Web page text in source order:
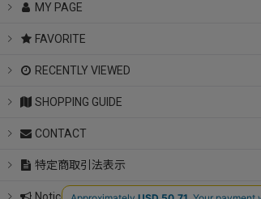
MY PAGE
FAVORITE
RECENTLY VIEWED
SHOPPING GUIDE
CONTACT
特定商取引法表示